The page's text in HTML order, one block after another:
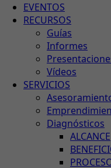
EVENTOS
RECURSOS
Guías
Informes
Vídeos
SERVICIOS
Diagnósticos
ALCANCE